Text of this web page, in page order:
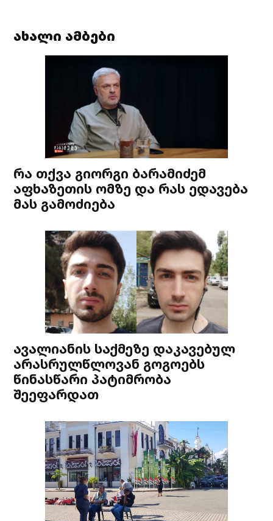
ახალი ამბები
რა თქვა გიორგი ბარამიძემ
აფხაზეთის ომზე და რას ედავება
მას გამოძიება
ავალიანის საქმეზე დაკავებულ
არასრულწლოვან გოგოებს
წინასწარი პატიმრობა
შეეფარდათ